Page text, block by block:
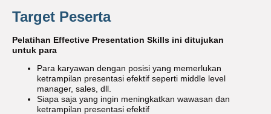
Target Peserta
Pelatihan Effective Presentation Skills ini ditujukan
untuk para
Para karyawan dengan posisi yang memerlukan
ketrampilan presentasi efektif seperti middle level
manager, sales, dll.
Siapa saja yang ingin meningkatkan wawasan dan
ketrampilan presentasi efektif